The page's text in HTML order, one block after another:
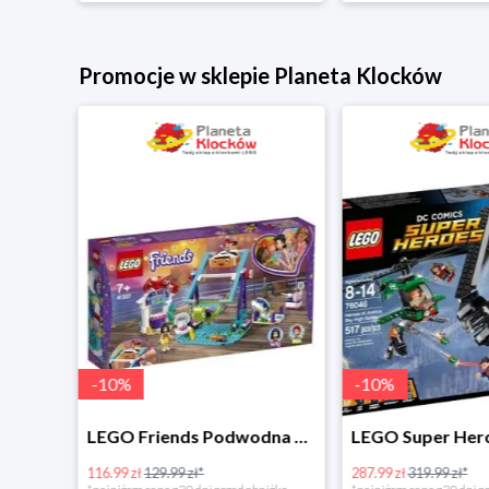
Promocje w sklepie Planeta Klocków
-10%
LEGO Friends Podwodna Frajda w super cenie
116.99 zł129.99 zł*
-10%
287.99 zł319.99 zł*